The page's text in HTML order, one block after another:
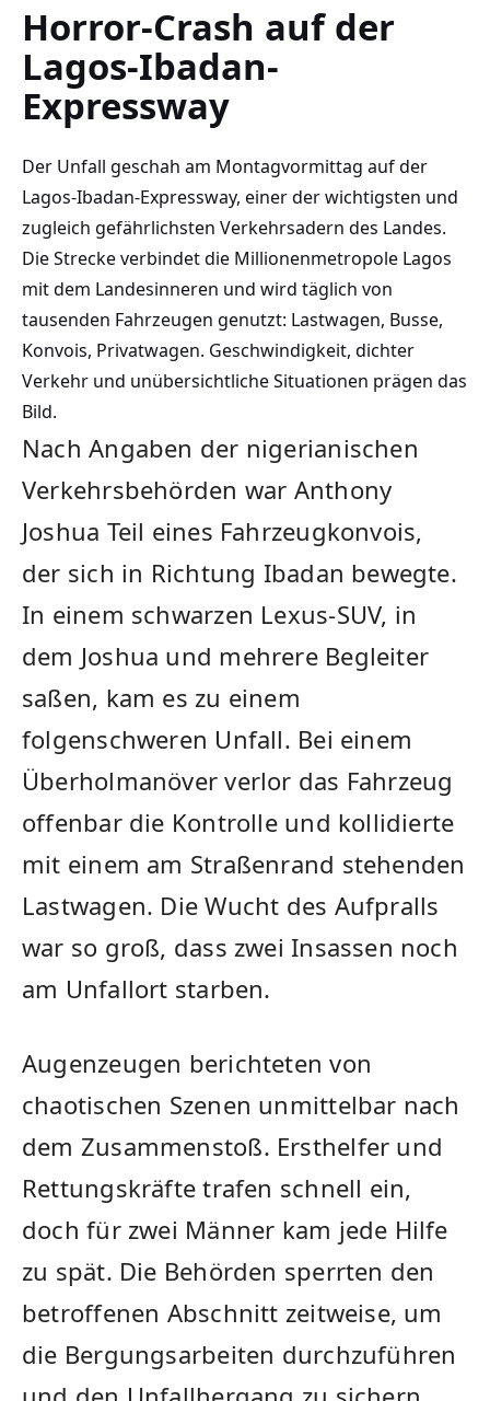
Horror-Crash auf der
Lagos-Ibadan-
Expressway
Der Unfall geschah am Montagvormittag auf der
Lagos-Ibadan-Expressway, einer der wichtigsten und
zugleich gefährlichsten Verkehrsadern des Landes.
Die Strecke verbindet die Millionenmetropole Lagos
mit dem Landesinneren und wird täglich von
tausenden Fahrzeugen genutzt: Lastwagen, Busse,
Konvois, Privatwagen. Geschwindigkeit, dichter
Verkehr und unübersichtliche Situationen prägen das
Bild.
Nach Angaben der nigerianischen
Verkehrsbehörden war Anthony
Joshua Teil eines Fahrzeugkonvois,
der sich in Richtung Ibadan bewegte.
In einem schwarzen Lexus-SUV, in
dem Joshua und mehrere Begleiter
saßen, kam es zu einem
folgenschweren Unfall. Bei einem
Überholmanöver verlor das Fahrzeug
offenbar die Kontrolle und kollidierte
mit einem am Straßenrand stehenden
Lastwagen. Die Wucht des Aufpralls
war so groß, dass zwei Insassen noch
am Unfallort starben.
Augenzeugen berichteten von
chaotischen Szenen unmittelbar nach
dem Zusammenstoß. Ersthelfer und
Rettungskräfte trafen schnell ein,
doch für zwei Männer kam jede Hilfe
zu spät. Die Behörden sperrten den
betroffenen Abschnitt zeitweise, um
die Bergungsarbeiten durchzuführen